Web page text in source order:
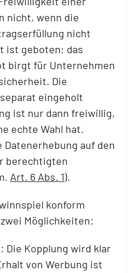
nicht, wenn die
nicht
ist geboten; das
birgt für Unternehmen
Die
eingeholt
ist nur dann freiwillig,
echte Wahl hat.
auf den
berechtigten
Art. 6 Abs. 1).
konform
Möglichkeiten:
Die Kopplung wird klar
von Werbung ist